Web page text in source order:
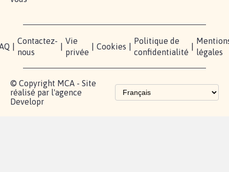
Contactez-
nous
Vie
privée
Cookies
Politique de
confidentialité
légales
© Copyright MCA - Site
réalisé par l'agence
Developr